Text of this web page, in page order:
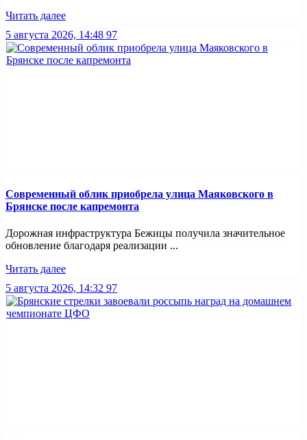
Читать далее
5 августа 2026, 14:48 97
Современный облик приобрела улица Маяковского в
Брянске после капремонта
Дорожная инфраструктура Бежицы получила значительное
обновление благодаря реализации ...
Читать далее
5 августа 2026, 14:32 97